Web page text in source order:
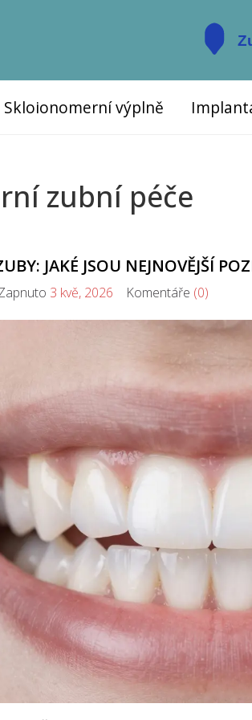
Skloionomerní výplně
zubní péče
JAKÉ JSOU NEJNOVĚJŠÍ
3 kvě, 2026 Komentáře (0)